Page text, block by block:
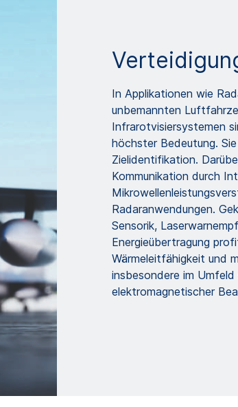
In Applikationen wie
unbemannten
Infrarotvisiersystemen
höchster Bedeutung.
Zielidentifikation.
Kommunikation durch
Radaranwendungen.
Sensorik,
Energieübertragung
Wärmeleitfähigkeit und
insbesondere im
elektromagnetischer